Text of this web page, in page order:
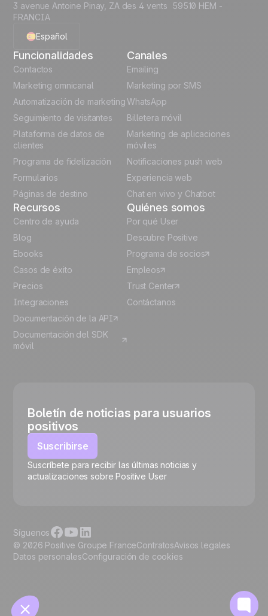
🍪
Gestionar cookies
3 avenue Antoine Pinay, ZA des 4 vents 59510 HEM -
FRANCIA
Español
English
French
Polish
German
Funcionalidades
Contactos
Marketing omnicanal
Automatización de marketing
Seguimiento de visitantes
Plataforma de datos de
clientes
Programa de fidelización
Formularios
Páginas de destino
Canales
Emailing
Marketing por SMS
WhatsApp
Billetera móvil
Marketing de aplicaciones
móviles
Notificaciones push web
Experiencia web
Chat en vivo y Chatbot
Recursos
Centro de ayuda
Blog
Ebooks
Casos de éxito
Precios
Integraciones
Documentación de la API
Documentación del SDK
móvil
Quiénes somos
Por qué User
Descubre Positive
Programa de socios
Empleos
Trust Center
Contáctanos
Boletín de noticias para usuarios
positivos
Suscribirse
Suscríbete para recibir las últimas noticias y
actualizaciones sobre Positive User
© 2026 Positive Groupe FranceContratosAvisos legales
Datos personalesConfiguración de cookies
Síguenos